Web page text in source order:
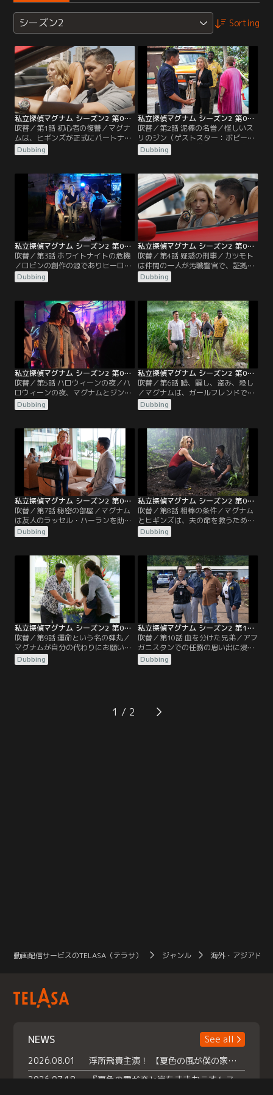
シーズン2 Sorting
私立探偵マグナム シーズン2 第01話／吹替
吹替／第1話 初心者の復讐／マグナ
ムは、ヒギンズが正式にパートナー
になる決意をするのを待ちながら、
銀行強盗に遭い、上司が目の前で殺
件を捜査する。
Dubbing
私立探偵マグナム シーズン2 第02話／吹替
吹替／第2話 泥棒の名誉／怪しいス
リのジン（ゲストスター：ボビー・
リー）は、盗んだ携帯電話に不審な
テキストメッセージを受信した為、
Dubbing
私立探偵マグナム シーズン2 第03話／吹替
吹替／第3話 ホワイトナイトの危機
／ロビンの創作の源でありヒーロー
でもある「ホワイトナイト」の正体
を探るため、傭兵たちがロビンの巣
ギンズは危機に陥る。
Dubbing
私立探偵マグナム シーズン2 第04話／吹替
吹替／第4話 疑惑の刑事／カツモト
は仲間の一人が汚職警官で、証拠品
を盗んだのではないかと疑い、渋々
マグナムとヒギンズに調査を依頼す
Dubbing
私立探偵マグナム シーズン2 第05話／吹替
吹替／第5話 ハロウィーンの夜／ハ
ロウィーンの夜、マグナムとジン
（ゲスト出演のボニー・リー）は、
ハロウィーンパーティで保釈破りの
た殺人犯を追っていたが、犯人は同
じパーティーに向かっていた。
Dubbing
私立探偵マグナム シーズン2 第06話／吹替
吹替／第6話 嘘、騙し、盗み、殺し
／マグナムは、ガールフレンドで弁
護士のアビー・ミラー（ゲスト出
演：ブルック・ライオンズ）が、殺
を勝ち取れそうなところで、自分の
クライアントが殺人事件の犯人であ
ると気付いた為、その事件を捜査す
ることになる。
Dubbing
私立探偵マグナム シーズン2 第07話／吹替
吹替／第7話 秘密の部屋／マグナム
は友人のラッセル・ハーランを助
け、一時的にホテルの警備主任とし
て働くことになるが、素性を隠し何
コニーから転落死した事件を調べ
Dubbing
私立探偵マグナム シーズン2 第08話／吹替
吹替／第8話 相棒の条件／マグナム
とヒギンズは、夫の命を救うため、
盗まれたドラックマネー300万ドル
を探して欲しいと頼む女性の依頼を
ーシップが試されることとなる。
Dubbing
私立探偵マグナム シーズン2 第09話／吹替
吹替／第9話 運命という名の弾丸／
マグナムが自分の代わりにお願いし
た件の調査中に、探偵調査員仲間の
ハリー・ブラウン（ゲスト出演のウ
Dubbing
私立探偵マグナム シーズン2 第10話／吹替
吹替／第10話 血を分けた兄弟／アフ
ガニスタンでの任務の思い出に浸っ
ていたマグナムは、仲間の兄が、人
身売買の犠牲者になっているかもし
Dubbing
1
動画配信サービスのTELASA（テラサ） ジャンル 海外・アジアドラ
NEWS
See all
2026.08.01
浮所飛貴主演！ 【夏色の風が僕の家にやってきた】 本日よりテラサで独占配信スタート！
2026.07.18
『夏色の雲が恋と嵐をまきおこす』スペシャルメイキング 【Part1】2026年７月18日（土）23時30分～配信スタート！話題のシーンの裏側を大公開！豪華キャスト大集合！ 『武宮家 真夏の家族会議』開催！